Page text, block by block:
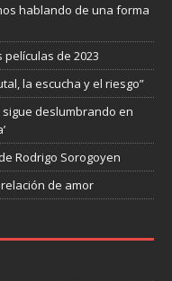
hablando de una forma
películas de 2023
la escucha y el riesgo”
sigue deslumbrando en
Rodrigo Sorogoyen
de amor